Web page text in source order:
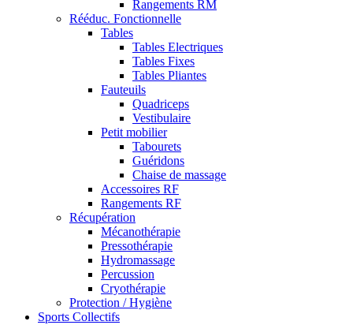
Rangements RM
Rééduc. Fonctionnelle
Tables
Tables Electriques
Tables Fixes
Tables Pliantes
Fauteuils
Quadriceps
Vestibulaire
Petit mobilier
Tabourets
Guéridons
Chaise de massage
Accessoires RF
Rangements RF
Récupération
Mécanothérapie
Pressothérapie
Hydromassage
Percussion
Cryothérapie
Protection / Hygiène
Sports Collectifs